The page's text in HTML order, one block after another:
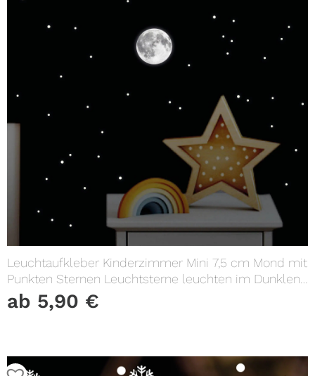
Leuchtaufkleber Kinderzimmer Mini 7,5 cm Mond mit
Punkten Sternen Leuchtsterne leuchten im Dunklen
Lichtschalter
ab 5,90 €